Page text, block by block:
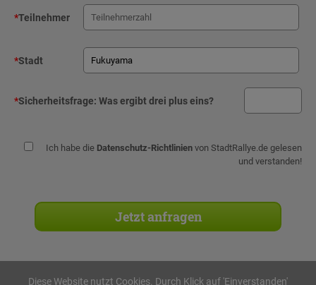
*Teilnehmer
*Stadt
*Sicherheitsfrage: Was ergibt drei plus eins?
Ich habe die Datenschutz-Richtlinien von StadtRallye.de gelesen
und verstanden!
Diese Website nutzt Cookies. Durch Klick auf 'Einverstanden'